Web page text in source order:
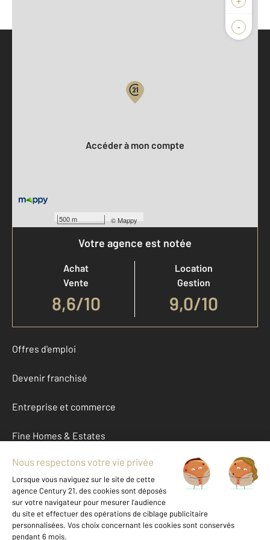
-
500 m ©Mappy
Accéder à mon compte
Votre agence est notée
Achat
Vente
8,6/10
Location
Gestion
9,0/10
Offres d'emploi
Devenir franchisé
Entreprise et commerce
Fine Homes & Estates
À propos
International
Nous contacter